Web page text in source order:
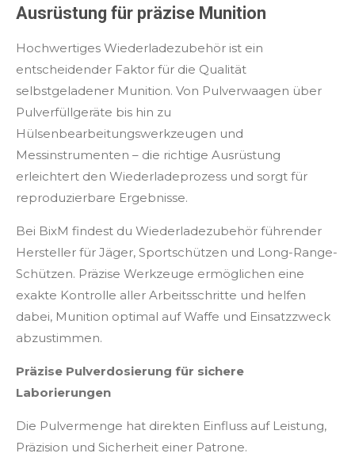
Ausrüstung für präzise Munition
Hochwertiges Wiederladezubehör ist ein
entscheidender Faktor für die Qualität
selbstgeladener Munition. Von Pulverwaagen über
Pulverfüllgeräte bis hin zu
Hülsenbearbeitungswerkzeugen und
Messinstrumenten – die richtige Ausrüstung
erleichtert den Wiederladeprozess und sorgt für
reproduzierbare Ergebnisse.
Bei BixM findest du Wiederladezubehör führender
Hersteller für Jäger, Sportschützen und Long-Range-
Schützen. Präzise Werkzeuge ermöglichen eine
exakte Kontrolle aller Arbeitsschritte und helfen
dabei, Munition optimal auf Waffe und Einsatzzweck
abzustimmen.
Präzise Pulverdosierung für sichere
Laborierungen
Die Pulvermenge hat direkten Einfluss auf Leistung,
Präzision und Sicherheit einer Patrone.